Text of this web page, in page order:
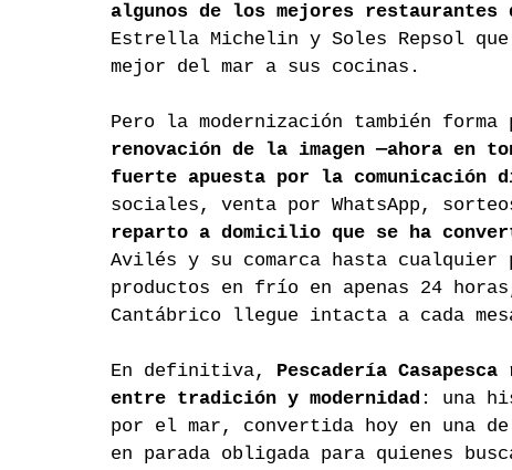
algunos de los mejores restaurantes
Estrella Michelin y Soles Repsol
mejor del mar a sus cocinas.
Pero la modernización también
renovación de la imagen —ahora en
fuerte apuesta por la comunicación
sociales, venta por WhatsApp,
reparto a domicilio que se ha
Avilés y su comarca hasta cualquier
productos en frío en apenas 24
Cantábrico llegue intacta a cada
En definitiva, Pescadería
entre tradición y modernidad : una
por el mar, convertida hoy en una
en parada obligada para quienes